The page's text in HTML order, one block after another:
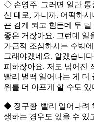
◇ 손영주: 그러면 일단 통
신 대로, 가니까. 어떡하
끈 감게 되고 힘든데 두
좋은 거잖아요. 그런데 일
가급적 조심하시는 수밖
그래야겠네요. 알겠습니
피하잖아요. 저도 넘어진
빨리 벌떡 일어나는 게 더
위를 더 아프게 할 수도
◆ 정구황: 빨리 일어나려
생하는 경우도 있을 수 있